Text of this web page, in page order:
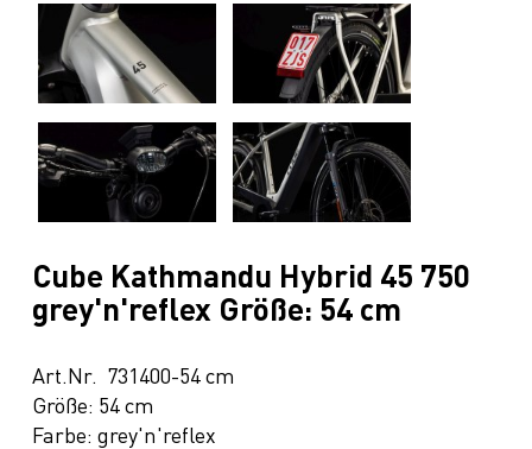
Cube Kathmandu Hybrid 45 750
grey'n'reflex Größe: 54 cm
Art.Nr. 731400-54 cm
Größe: 54 cm
Farbe: grey'n'reflex